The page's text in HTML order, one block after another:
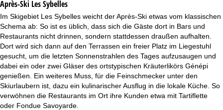
Après-Ski Les Sybelles
Im Skigebiet Les Sybelles weicht der Après-Ski etwas vom klassischen
Schema ab: So ist es üblich, dass sich die Gäste dort in Bars und
Restaurants nicht drinnen, sondern stattdessen draußen aufhalten.
Dort wird sich dann auf den Terrassen ein freier Platz im Liegestuhl
gesucht, um die letzten Sonnenstrahlen des Tages aufzusaugen und
dabei ein oder zwei Gläser des ortstypischen Kräuterlikörs Génépi
genießen. Ein weiteres Muss, für die Feinschmecker unter den
Skiurlaubern ist, dazu ein kulinarischer Ausflug in die lokale Küche. So
verwöhnen die Restaurants im Ort ihre Kunden etwa mit Tartiflette
oder Fondue Savoyarde.